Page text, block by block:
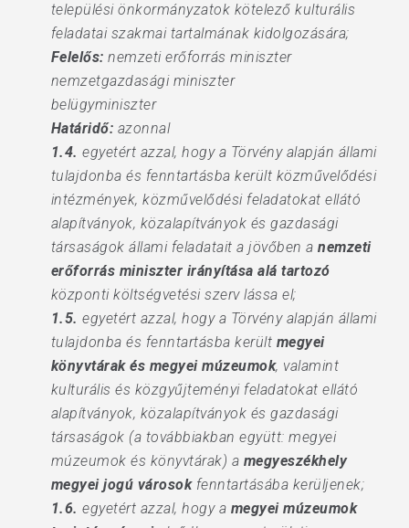
települési önkormányzatok kötelező kulturális
feladatai szakmai tartalmának kidolgozására;
Felelős: nemzeti erőforrás miniszter
nemzetgazdasági miniszter
belügyminiszter
Határidő: azonnal
1.4. egyetért azzal, hogy a Törvény alapján állami
tulajdonba és fenntartásba került közművelődési
intézmények, közművelődési feladatokat ellátó
alapítványok, közalapítványok és gazdasági
társaságok állami feladatait a jövőben anemzeti
erőforrás miniszter irányítása alá tartozó
központi költségvetési szerv lássa el;
1.5. egyetért azzal, hogy a Törvény alapján állami
tulajdonba és fenntartásba került megyei
könyvtárak és megyei múzeumok, valamint
kulturális és közgyűjteményi feladatokat ellátó
alapítványok, közalapítványok és gazdasági
társaságok (a továbbiakban együtt: megyei
múzeumok és könyvtárak) a megyeszékhely
megyei jogú városokfenntartásába kerüljenek;
1.6. egyetért azzal, hogy a megyei múzeumok